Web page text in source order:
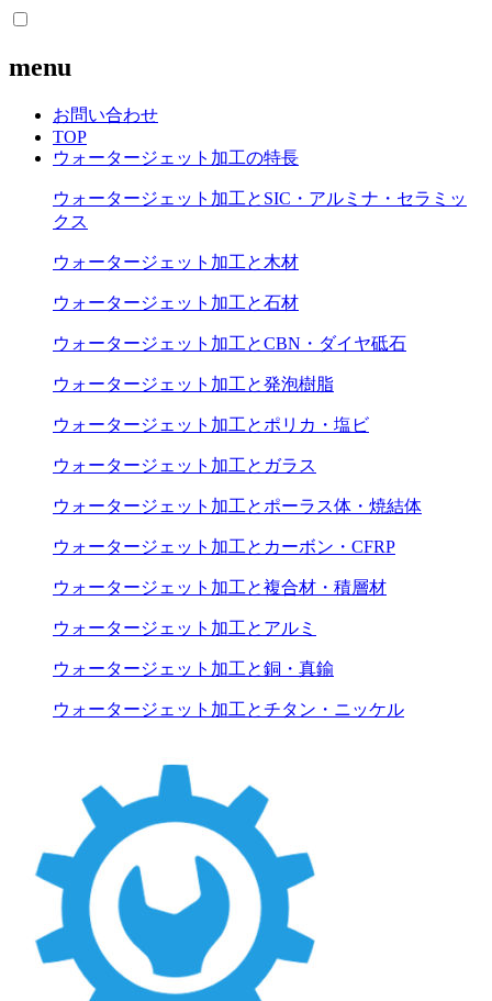
menu
お問い合わせ
TOP
ウォータージェット加工の特長
ウォータージェット加工とSIC・アルミナ・セラミッ
クス
ウォータージェット加工と木材
ウォータージェット加工と石材
ウォータージェット加工とCBN・ダイヤ砥石
ウォータージェット加工と発泡樹脂
ウォータージェット加工とポリカ・塩ビ
ウォータージェット加工とガラス
ウォータージェット加工とポーラス体・焼結体
ウォータージェット加工とカーボン・CFRP
ウォータージェット加工と複合材・積層材
ウォータージェット加工とアルミ
ウォータージェット加工と銅・真鍮
ウォータージェット加工とチタン・ニッケル